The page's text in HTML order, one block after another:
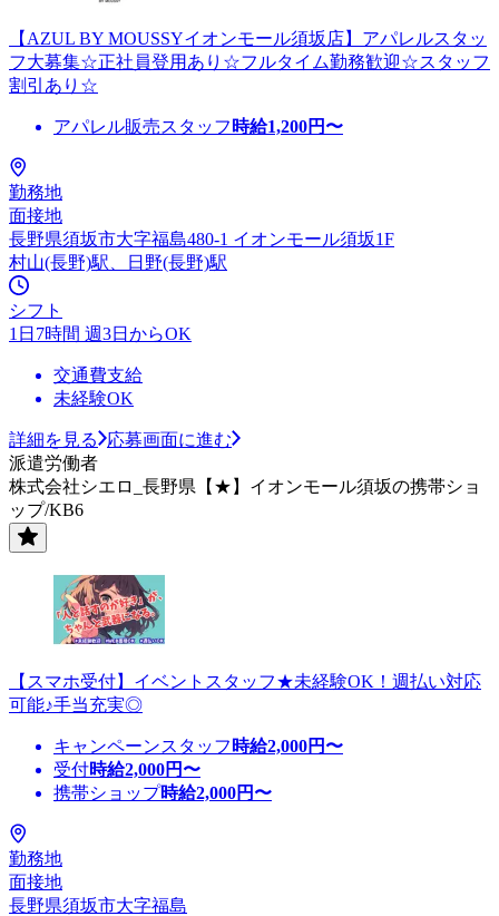
【AZUL BY MOUSSYイオンモール須坂店】アパレルスタッ
フ大募集☆正社員登用あり☆フルタイム勤務歓迎☆スタッフ
割引あり☆
アパレル販売スタッフ 時給1,200円〜
勤務地
面接地
長野県須坂市大字福島480-1 イオンモール須坂1F
村山(長野)駅、日野(長野)駅
シフト
1日7時間 週3日からOK
交通費支給
未経験OK
詳細を見る
応募画面に進む
派遣労働者
株式会社シエロ_長野県【★】イオンモール須坂の携帯ショ
ップ/KB6
【スマホ受付】イベントスタッフ★未経験OK！週払い対応
可能♪手当充実◎
キャンペーンスタッフ 時給2,000円〜
受付時給2,000円〜
携帯ショップ時給2,000円〜
勤務地
面接地
長野県須坂市大字福島